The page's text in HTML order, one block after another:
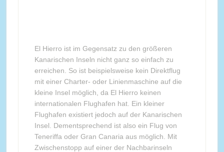
El Hierro ist im Gegensatz zu den größeren
Kanarischen Inseln nicht ganz so einfach zu
erreichen. So ist beispielsweise kein Direktflug
mit einer Charter- oder Linienmaschine auf die
kleine Insel möglich, da El Hierro keinen
internationalen Flughafen hat. Ein kleiner
Flughafen existiert jedoch auf der Kanarischen
Insel. Dementsprechend ist also ein Flug von
Teneriffa oder Gran Canaria aus möglich. Mit
Zwischenstopp auf einer der Nachbarinseln